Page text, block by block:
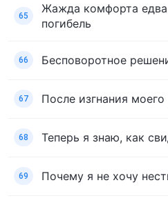
65
Жажда комфорта едва
погибель
66 Бесповоротное
67 После изгнания моего
68 Теперь я знаю, как
69 Почему я не хочу